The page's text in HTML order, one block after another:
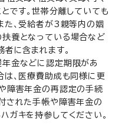
です。世帯分離していても
た、受給者が3親等内の姻
養となっている場合など
に含まれます。
金などに認定期限があ
は、医療費助成も同様に更
障害年金の再認定の手続
された手帳や障害年金の
ガキを持参してください。